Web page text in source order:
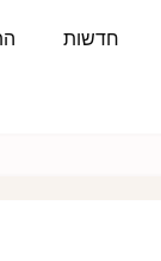
חדשות